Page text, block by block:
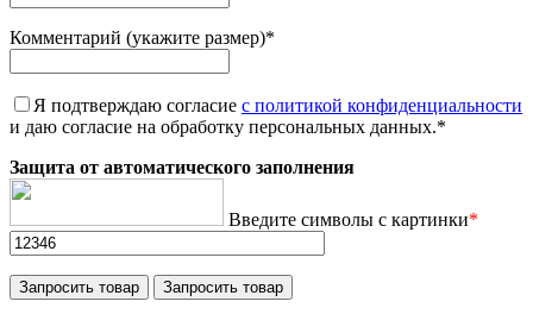
Комментарий (укажите размер)*
Я подтверждаю согласие с политикой конфиденциальности
и даю согласие на обработку персональных данных.*
Защита от автоматического заполнения
Введите символы с картинки*